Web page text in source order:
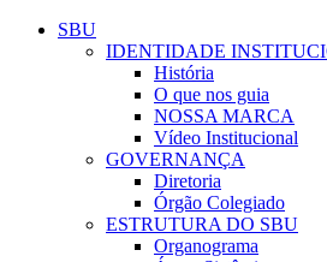
Conteúdo principal
SBU
IDENTIDADE
História
O que nos guia
NOSSA MARCA
Vídeo Institucional
GOVERNANÇA
Diretoria
Órgão Colegiado
ESTRUTURA DO SBU
Organograma